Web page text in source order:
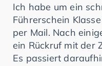
Ich habe um ein
Führerschein
per Mail. Nach
ein Rückruf mit der
Es passiert